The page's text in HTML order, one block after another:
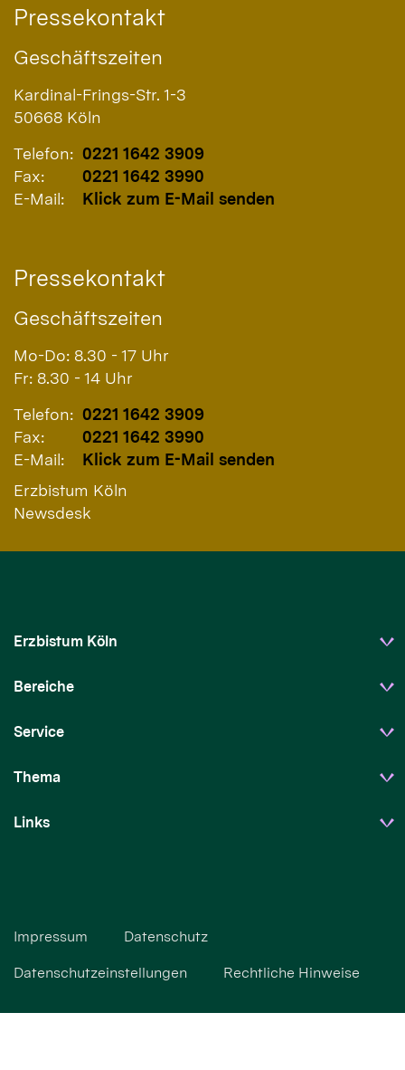
Pressekontakt
Geschäftszeiten
Kardinal-Frings-Str. 1-3
50668 Köln
Telefon: 0221 1642 3909
Fax:
0221 1642 3990
E-Mail:
Klick zum E-Mail senden
Pressekontakt
Geschäftszeiten
Mo-Do: 8.30 - 17 Uhr
Fr: 8.30 - 14 Uhr
Telefon: 0221 1642 3909
Fax:
0221 1642 3990
E-Mail:
Klick zum E-Mail senden
Erzbistum Köln
Newsdesk
Erzbistum Köln
Bereiche
Service
Thema
Links
Impressum Datenschutz
Datenschutzeinstellungen Rechtliche Hinweise